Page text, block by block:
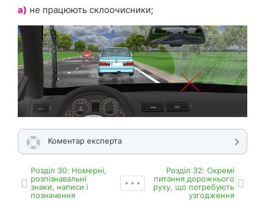
а) не працюють склоочисники;
Коментар експерта
Роздiл 30: Номерні,
розпізнавальні
знаки, написи і
позначення
Роздiл 32: Окремі
питання дорожнього
руху, що потребують
узгодження